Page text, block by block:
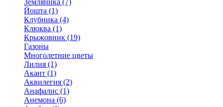
Земляника (7)
Йошта (1)
Клубника (4)
Клюква (1)
Крыжовник (19)
Газоны
Многолетние цветы
Лилия (1)
Акант (1)
Аквилегия (2)
Анафалис (1)
Анемона (6)